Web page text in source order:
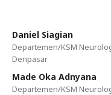
Daniel Siagian
Departemen/KSM
Denpasar
Made Oka Adnyana
Departemen/KSM